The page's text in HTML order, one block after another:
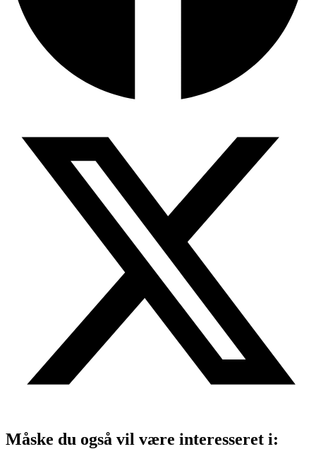
Måske du også vil være interesseret i: